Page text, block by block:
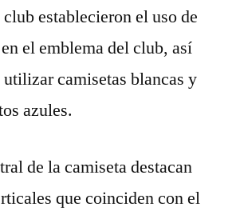
establecieron el uso de
el emblema del club, así
camisetas blancas y
azules.
de la camiseta destacan
que coinciden con el